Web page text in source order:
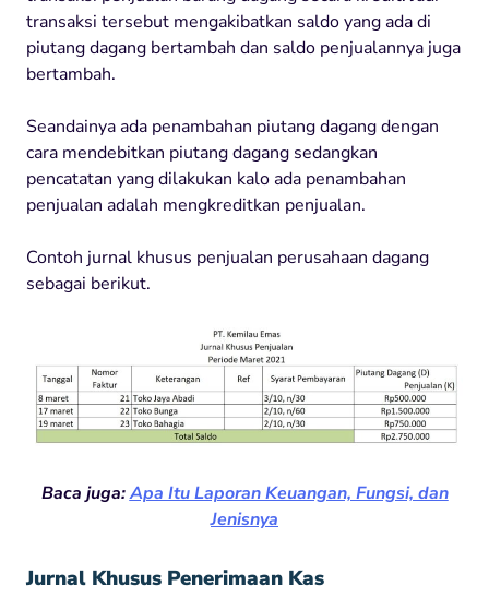
transaksi tersebut mengakibatkan saldo yang ada di
piutang dagang bertambah dan saldo penjualannya juga
bertambah.
Seandainya ada penambahan piutang dagang dengan
cara mendebitkan piutang dagang sedangkan
pencatatan yang dilakukan kalo ada penambahan
penjualan adalah mengkreditkan penjualan.
Contoh jurnal khusus penjualan perusahaan dagang
sebagai berikut.
Baca juga:Apa Itu Laporan Keuangan, Fungsi, dan
Jenisnya
Jurnal Khusus Penerimaan Kas